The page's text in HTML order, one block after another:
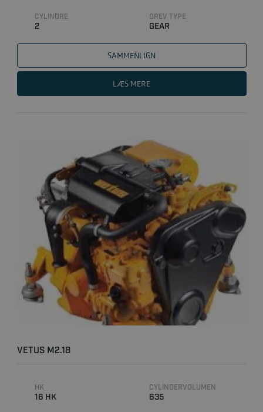
CYLINDRE
2
DREV TYPE
GEAR
SAMMENLIGN
LÆS MERE
VETUS M2.18
HK
16 HK
CYLINDERVOLUMEN
635